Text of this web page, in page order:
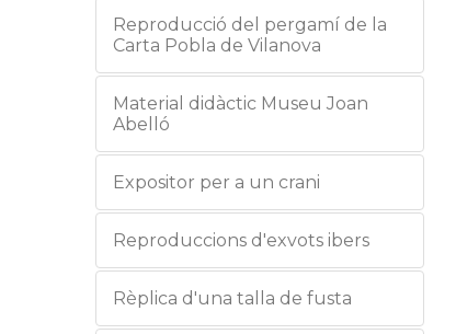
Reproducció del pergamí de la
Carta Pobla de Vilanova
Material didàctic Museu Joan
Abelló
Expositor per a un crani
Reproduccions d'exvots ibers
Rèplica d'una talla de fusta